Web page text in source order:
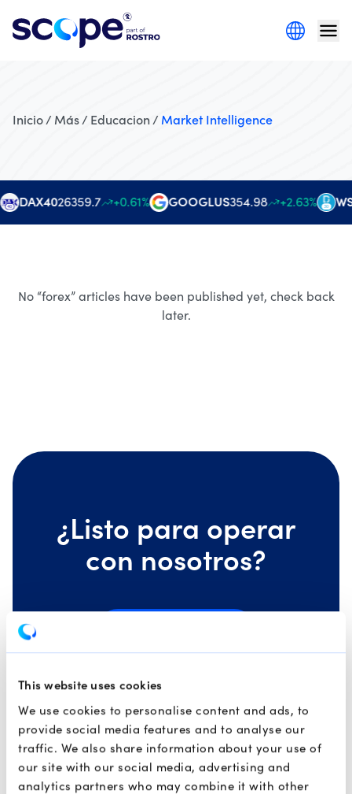
This website uses cookies
We use cookies to personalise content and ads, to
provide social media features and to analyse our
traffic. We also share information about your use of
our site with our social media, advertising and
analytics partners who may combine it with other
Inicio / Más / Educacion / Market Intelligence
DAX4026359.7 +0.61% GOOGLUS354.98 +2.63%
No “forex” articles have been published yet, check back
later.
¿Listo para operar
con nosotros?